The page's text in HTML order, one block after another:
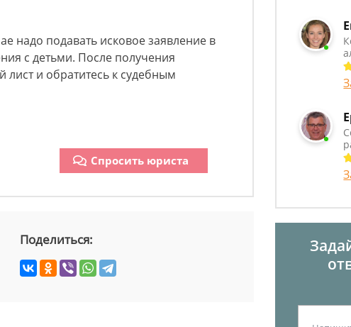
надо подавать исковое заявление в
с детьми. После получения
и обратитесь к судебным
Спросить юриста
Поделиться: